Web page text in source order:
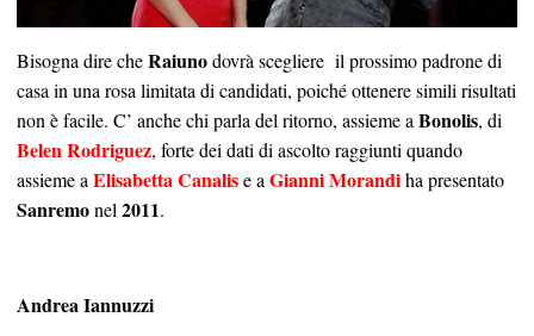
Bisogna dire cheRaiunodovrà scegliere il prossimo padrone di
casa in una rosa limitata di candidati, poiché ottenere simili risultati
non è facile. C’ anche chi parla del ritorno, assieme a Bonolis, di
Belen Rodriguez, forte dei dati di ascolto raggiunti quando
assieme a Elisabetta Canalise a Gianni Morandiha presentato
Sanremonel 2011.
Andrea Iannuzzi